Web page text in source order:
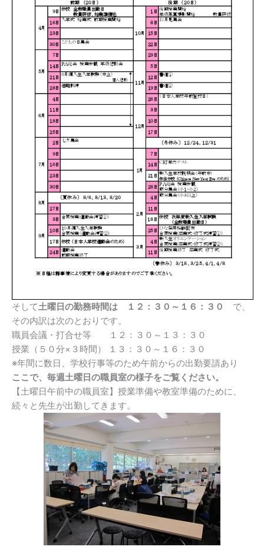
そして土曜日の勤務時間は １２：３０～１６：３０ で、
その内訳は次のとおりです。
職員会議・打合せ等 １２：３０～１３：３０
授業（５０分×３時間） １３：３０～１６：３０
※年間に数日、学校行事等のため午前からの出勤要請あり
ここで、毎週土曜日の職員室の様子をご覧ください。
【土曜日午前中の職員室】授業準備や教室準備のために、
続々と先生が出勤してきます。